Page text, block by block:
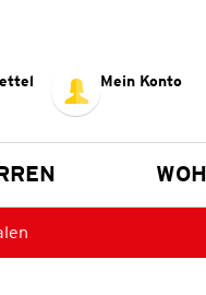
Mein Konto